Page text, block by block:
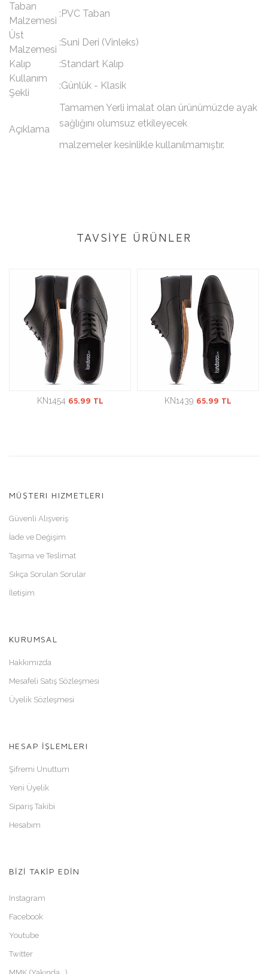
Taban
Malzemesi
:PVC Taban
Üst
Malzemesi
:Suni Deri (Vinleks)
Kalıp
:Standart Kalıp
Kullanım
Şekli
:Günlük - Klasik
Açıklama
Tamamen Yerli imalat olan ürünümüzde ayak
sağlığını olumsuz etkileyecek
malzemeler kesinlikle kullanılmamıştır.
TAVSİYE ÜRÜNLER
KN1454 65.99 TL KN1439 65.99 TL
MÜŞTERI HIZMETLERI
Güvenli Alışveriş
İade ve Değişim
Taşıma ve Teslimat
Sıkça Sorulan Sorular
İletişim
KURUMSAL
Hakkımızda
Mesafeli Satış Sözleşmesi
Üyelik Sözleşmesi
HESAP İŞLEMLERI
Şifremi Unuttum
Yeni Üyelik
Sipariş Takibi
Hesabım
BİZİ TAKİP EDİN
Instagram
Facebook
Youtube
Twitter